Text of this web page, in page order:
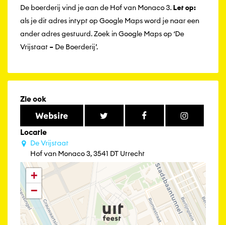
De boerderij vind je aan de Hof van Monaco 3. Let op:
als je dit adres intypt op Google Maps word je naar een
ander adres gestuurd. Zoek in Google Maps op ‘De
Vrijstaat – De Boerderij’.
Zie ook
Website
Locatie
De Vrijstaat
Hof van Monaco 3, 3541 DT Utrecht
+
−